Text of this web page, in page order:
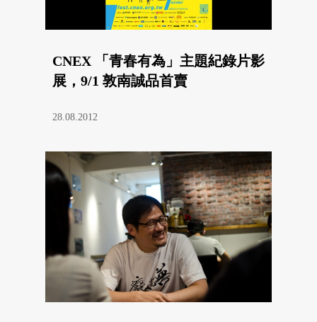
CNEX 「青春有為」主題紀錄片影
展，9/1 敦南誠品首賣
28.08.2012